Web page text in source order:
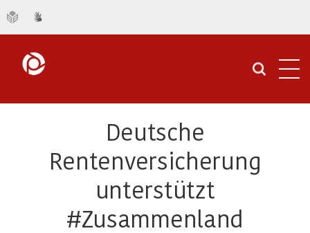
Deutsche
Rentenversicherung
unterstützt
#Zusammenland